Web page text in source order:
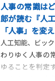
からでもやって
ません！ 【ポ
の人に訊け！
ト】 学問とは高
人事の常識は
郎が読む『人
「人事」を変え
人工知能、ビッ
わりゆく人事の
ゆることを判定